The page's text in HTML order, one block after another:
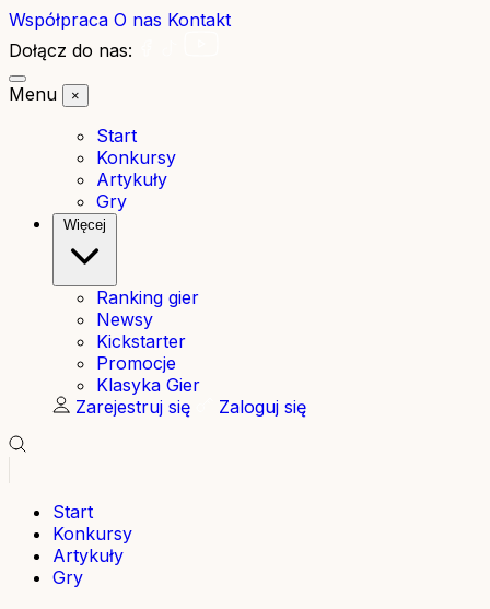
Współpraca O nas Kontakt
Dołącz do nas:
Menu
×
Start
Konkursy
Artykuły
Gry
Więcej
Ranking gier
Newsy
Kickstarter
Promocje
Klasyka Gier
Zarejestruj się
Zaloguj się
Start
Konkursy
Artykuły
Gry